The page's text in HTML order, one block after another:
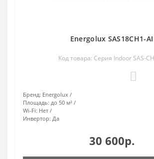
Energolux SAS18CH1-AI
Код товара: Серия Indoor SAS-
Бренд: Energolux
Площадь: до 50 м²
Wi-Fi: Нет
Инвертор: Да
30 600р.